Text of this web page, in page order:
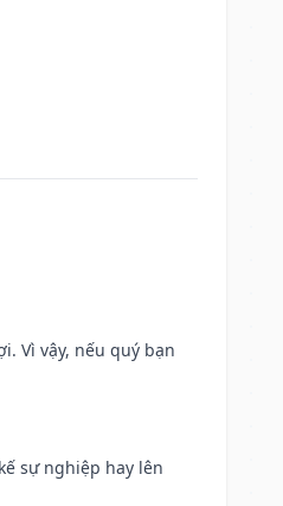
Vì vậy, nếu quý bạn
sự nghiệp hay lên